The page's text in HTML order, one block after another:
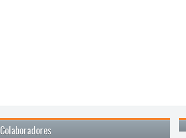
Colaboradores